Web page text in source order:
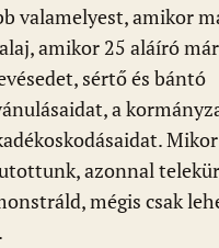
valamelyest, amikor
amikor 25 aláíró
sértő és bántó
a
azonnal
mégis csak